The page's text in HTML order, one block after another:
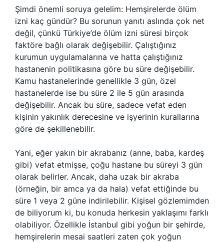
Şimdi önemli soruya gelelim: Hemşirelerde ölüm
izni kaç gündür? Bu sorunun yanıtı aslında çok net
değil, çünkü Türkiye’de ölüm izni süresi birçok
faktöre bağlı olarak değişebilir. Çalıştığınız
kurumun uygulamalarına ve hatta çalıştığınız
hastanenin politikasına göre bu süre değişebilir.
Kamu hastanelerinde genellikle 3 gün, özel
hastanelerde ise bu süre 2 ile 5 gün arasında
değişebilir. Ancak bu süre, sadece vefat eden
kişinin yakınlık derecesine ve işyerinin kurallarına
göre de şekillenebilir.
Yani, eğer yakın bir akrabanız (anne, baba, kardeş
gibi) vefat etmişse, çoğu hastane bu süreyi 3 gün
olarak belirler. Ancak, daha uzak bir akraba
(örneğin, bir amca ya da hala) vefat ettiğinde bu
süre 1 veya 2 güne indirilebilir. Kişisel gözlemimden
de biliyorum ki, bu konuda herkesin yaklaşımı farklı
olabiliyor. Özellikle İstanbul gibi yoğun bir şehirde,
hemşirelerin mesai saatleri zaten çok yoğun